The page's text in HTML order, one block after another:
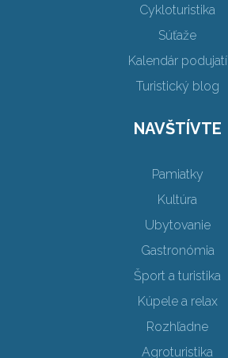
Cykloturistika
Súťaže
Kalendár podujatí
Turistický blog
NAVŠTÍVTE
Pamiatky
Kultúra
Ubytovanie
Gastronómia
Šport a turistika
Kúpele a relax
Rozhľadne
Agroturistika